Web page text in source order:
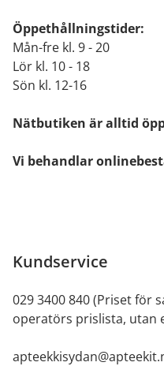
Öppethållningstider:
Mån-fre kl. 9 - 20
Lör kl. 10 - 18
Sön kl. 12-16
Nätbutiken är alltid
Vi behandlar
Kundservice
029 3400 840 (Priset för
operatörs prislista, utan